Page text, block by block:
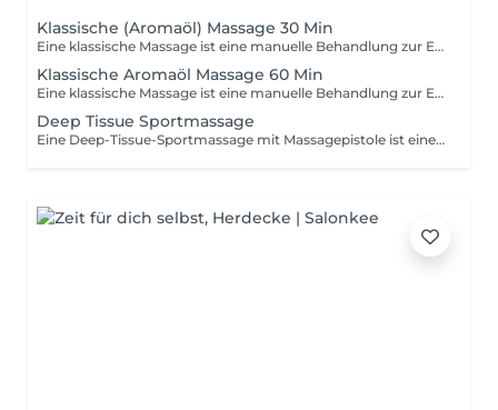
Klassische (Aromaöl) Massage 30 Min
Eine klassische Massage ist eine manuelle Behandlung zur Entspannung der Muskulatur und Förderung der Durchblutung. Durch gezielte Grifftechniken werden Verspannungen gelöst, Schmerzen gelindert und das allgemeine Wohlbefinden gesteigert. Sie wirkt entspannend, regenerierend und stressreduzierend. Eine Aromaölmassage ist eine Massage bei der hochwertige, ätherische Öle mit sanften Massagegriffen in die Haut einmassiert werden. Die Öle wirken über den Geruchssinn und die Haut und fördern Entspannung, Stressabbau und das allgemeine Wohlbefinden. Je nach Ölauswahl kann die Massage beruhigend, belebend oder ausgleichend wirken. Da nicht jeder Aromaöl mag, bitte bei Buchung angeben ob dies gewünscht ist.
Klassische Aromaöl Massage 60 Min
Eine klassische Massage ist eine manuelle Behandlung zur Entspannung der Muskulatur und Förderung der Durchblutung. Durch gezielte Grifftechniken werden Verspannungen gelöst, Schmerzen gelindert und das allgemeine Wohlbefinden gesteigert. Sie wirkt entspannend, regenerierend und stressreduzierend. Eine Aromaölmassage ist eine Massage bei der hochwertige, ätherische Öle mit sanften Massagegriffen in die Haut einmassiert werden. Die Öle wirken über den Geruchssinn und die Haut und fördern Entspannung, Stressabbau und das allgemeine Wohlbefinden. Je nach Ölauswahl kann die Massage beruhigend, belebend oder ausgleichend wirken. Da nicht jeder Aromaöl mag, bitte bei Buchung angeben ob dies gewünscht ist.
Deep Tissue Sportmassage
Eine Deep-Tissue-Sportmassage mit Massagepistole ist eine intensive Behandlung zur gezielten Lockerung tiefliegender Muskelverspannungen. Durch die Kombination aus manuellen Deep-Tissue-Techniken und der perkussiven Wirkung der Massagepistole werden Muskeln, Faszien und Triggerpunkte effektiv behandelt. Die schnellen, rhythmischen Impulse der Massagepistole fördern die Durchblutung, lösen Verklebungen und unterstützen die Regeneration nach sportlicher Belastung. Die Massage eignet sich besonders zur Leistungssteigerung, Verletzungsprävention und zur schnellen Erholung der Muskulatur.